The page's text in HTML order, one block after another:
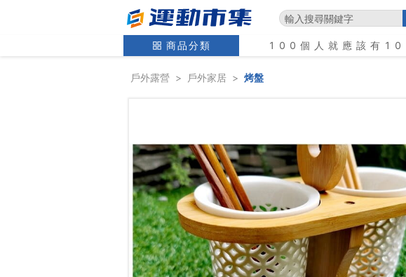
商品分類 100個人就應該有
戶外露營 > 戶外家居 > 烤盤